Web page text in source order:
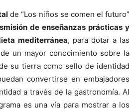
de “Los niños se comen el futuro”
de enseñanzas prácticas y
mediterránea, para dotar a las
un mayor conocimiento sobre la
su tierra como sello de identidad
convertirse en embajadores
a través de la gastronomía. Al
es una vía para mostrar a los